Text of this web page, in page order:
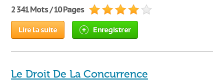
2 341 Mots / 10 Pages
Lire la suite Enregistrer
Le Droit De La Concurrence